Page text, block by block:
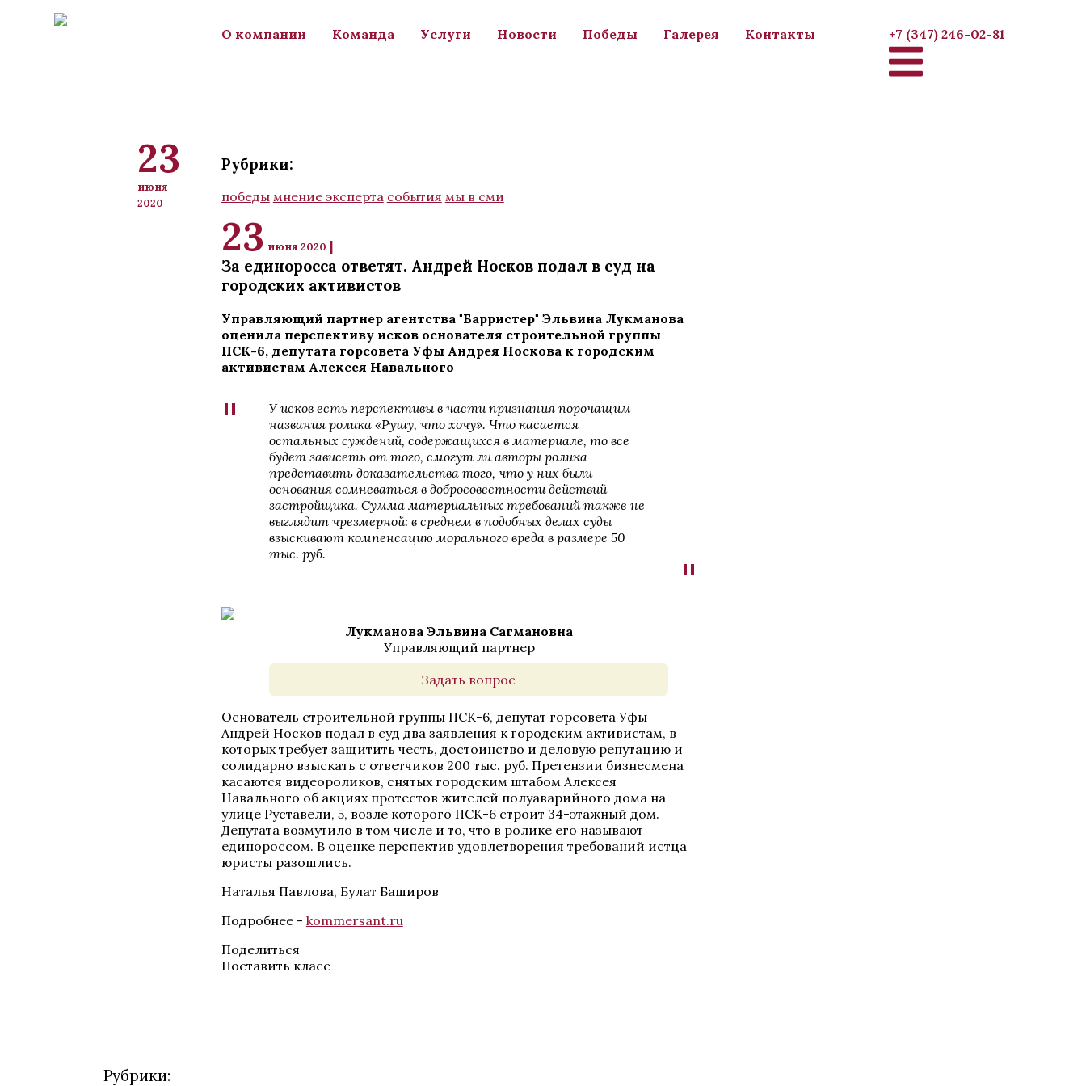
О компании
Команда Услуги Новости Победы Галерея Контакты +7 (347) 246-02-81
23
июня
2020
Рубрики:
победы мнение эксперта события мы в сми
23 июня 2020 |
За единоросса ответят. Андрей Носков подал в суд на
городских активистов
Управляющий партнер агентства "Барристер" Эльвина Лукманова
оценила перспективу исков основателя строительной группы
ПСК-6, депутата горсовета Уфы Андрея Носкова к городским
активистам Алексея Навального
"
У исков есть перспективы в части признания порочащим
названия ролика «Рушу, что хочу». Что касается
остальных суждений, содержащихся в материале, то все
будет зависеть от того, смогут ли авторы ролика
представить доказательства того, что у них были
основания сомневаться в добросовестности действий
застройщика. Сумма материальных требований также не
выглядит чрезмерной: в среднем в подобных делах суды
взыскивают компенсацию морального вреда в размере 50
тыс. руб.
"
Лукманова Эльвина Сагмановна
Управляющий партнер
Задать вопрос
Основатель строительной группы ПСК-6, депутат горсовета Уфы
Андрей Носков подал в суд два заявления к городским активистам, в
которых требует защитить честь, достоинство и деловую репутацию и
солидарно взыскать с ответчиков 200 тыс. руб. Претензии бизнесмена
касаются видеороликов, снятых городским штабом Алексея
Навального об акциях протестов жителей полуаварийного дома на
улице Руставели, 5, возле которого ПСК-6 строит 34-этажный дом.
Депутата возмутило в том числе и то, что в ролике его называют
единороссом. В оценке перспектив удовлетворения требований истца
юристы разошлись.
Наталья Павлова, Булат Баширов
Подробнее - kommersant.ru
Поделиться
Поставить класс
Рубрики: